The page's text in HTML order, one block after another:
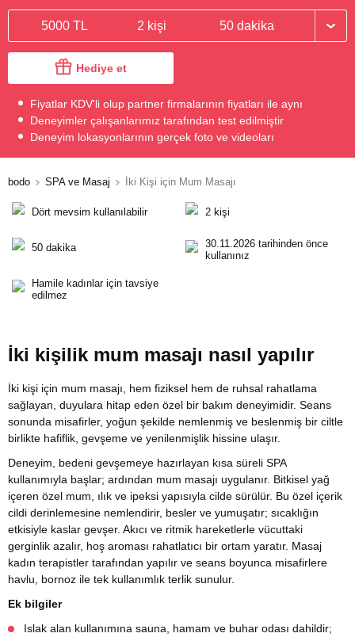
5000 TL 2 kişi 50 dakika
Hediye et
Fiyatlar KDV'li olup partner firmalarının fiyatları ile aynı
Deneyimler çalışanlarımız tarafından test edilmiştir
Deneyim lokasyonlarının gerçek foto ve videoları
bodo SPA ve Masaj İki Kişi için Mum Masajı
Dört mevsim kullanılabilir 2 kişi
50 dakika
30.11.2026 tarihinden önce
kullanınız
Hamile kadınlar için tavsiye
edilmez
İki kişilik mum masajı nasıl yapılır
İki kişi için mum masajı, hem fiziksel hem de ruhsal rahatlama
sağlayan, duyulara hitap eden özel bir bakım deneyimidir. Seans
sonunda misafirler, yoğun şekilde nemlenmiş ve beslenmiş bir ciltle
birlikte hafiflik, gevşeme ve yenilenmişlik hissine ulaşır.
Deneyim, bedeni gevşemeye hazırlayan kısa süreli SPA
kullanımıyla başlar; ardından mum masajı uygulanır. Bitkisel yağ
içeren özel mum, ılık ve ipeksi yapısıyla cilde sürülür. Bu özel içerik
cildi derinlemesine nemlendirir, besler ve yumuşatır; sıcaklığın
etkisiyle kaslar gevşer. Akıcı ve ritmik hareketlerle vücuttaki
gerginlik azalır, hoş aroması rahatlatıcı bir ortam yaratır. Masaj
kadın terapistler tarafından yapılır ve seans boyunca misafirlere
havlu, bornoz ile tek kullanımlık terlik sunulur.
Ek bilgiler
Islak alan kullanımına sauna, hamam ve buhar odası dahildir;